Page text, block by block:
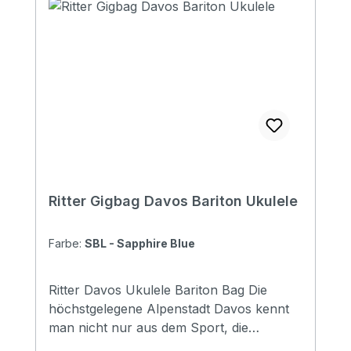
Ritter Gigbag Davos Bariton Ukulele
Farbe: SBL - Sapphire Blue
Ritter Davos Ukulele Bariton Bag Die
höchstgelegene Alpenstadt Davos kennt
man nicht nur aus dem Sport, die